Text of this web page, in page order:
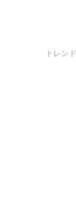
トレンド